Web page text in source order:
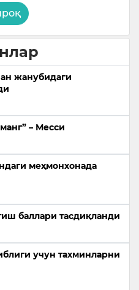
жанубидаги
– Месси
меҳмонхонада
баллари тасдиқланди
учун тахминларни